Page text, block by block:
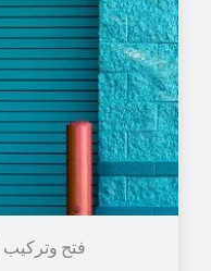
فتح وتركيب